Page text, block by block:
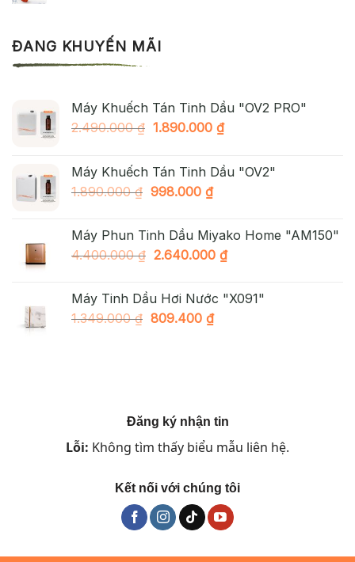
ĐANG KHUYẾN MÃI
Máy Khuếch Tán Tinh Dầu "OV2 PRO"
2.490.000₫ Giá
2.490.000 ₫.
1.890.000 ₫Giá
là:
Máy Khuếch Tán Tinh Dầu "OV2"
1.890.000₫ Giá
1.890.000 ₫.
998.000 ₫Giá
là:
998.000 ₫.
Máy Phun Tinh Dầu Miyako Home "AM150"
4.400.000₫ Giá
4.400.000 ₫.
2.640.000 ₫Giá
là:
Máy Tinh Dầu Hơi Nước "X091"
1.349.000₫ Giá
809.400 ₫Giá
Đăng ký nhận tin
Lỗi: Không tìm thấy biểu mẫu liên hệ.
Kết nối với chúng tôi